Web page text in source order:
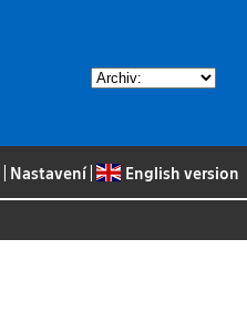
Nastavení| English version